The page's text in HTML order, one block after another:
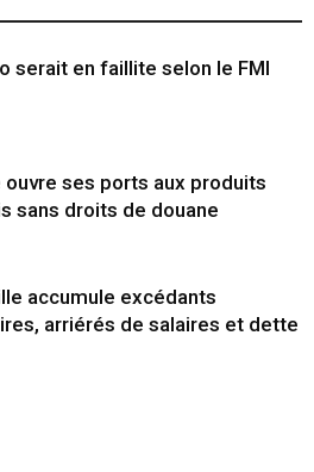
serait en faillite selon le FMI
ouvre ses ports aux produits
sans droits de douane
accumule excédants
arriérés de salaires et dette